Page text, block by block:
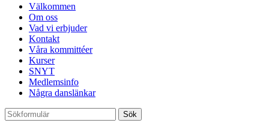
Välkommen
Om oss
Vad vi erbjuder
Kontakt
Våra kommittéer
Kurser
SNYT
Medlemsinfo
Några danslänkar
Sök